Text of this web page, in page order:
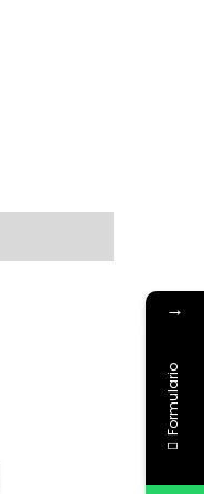
→
Formulario